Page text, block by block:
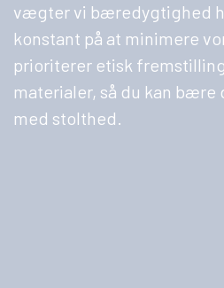
vægter vi bæredygtighed
konstant på at minimere
prioriterer etisk
materialer, så du kan bære
med stolthed.